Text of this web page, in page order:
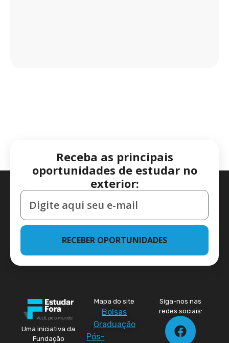
Receba as principais
oportunidades de estudar no
exterior:
RECEBER OPORTUNIDADES
Uma iniciativa da
Fundação
Mapa do site
Bolsas
Graduação
Pós-
Siga-nos nas
redes sociais: